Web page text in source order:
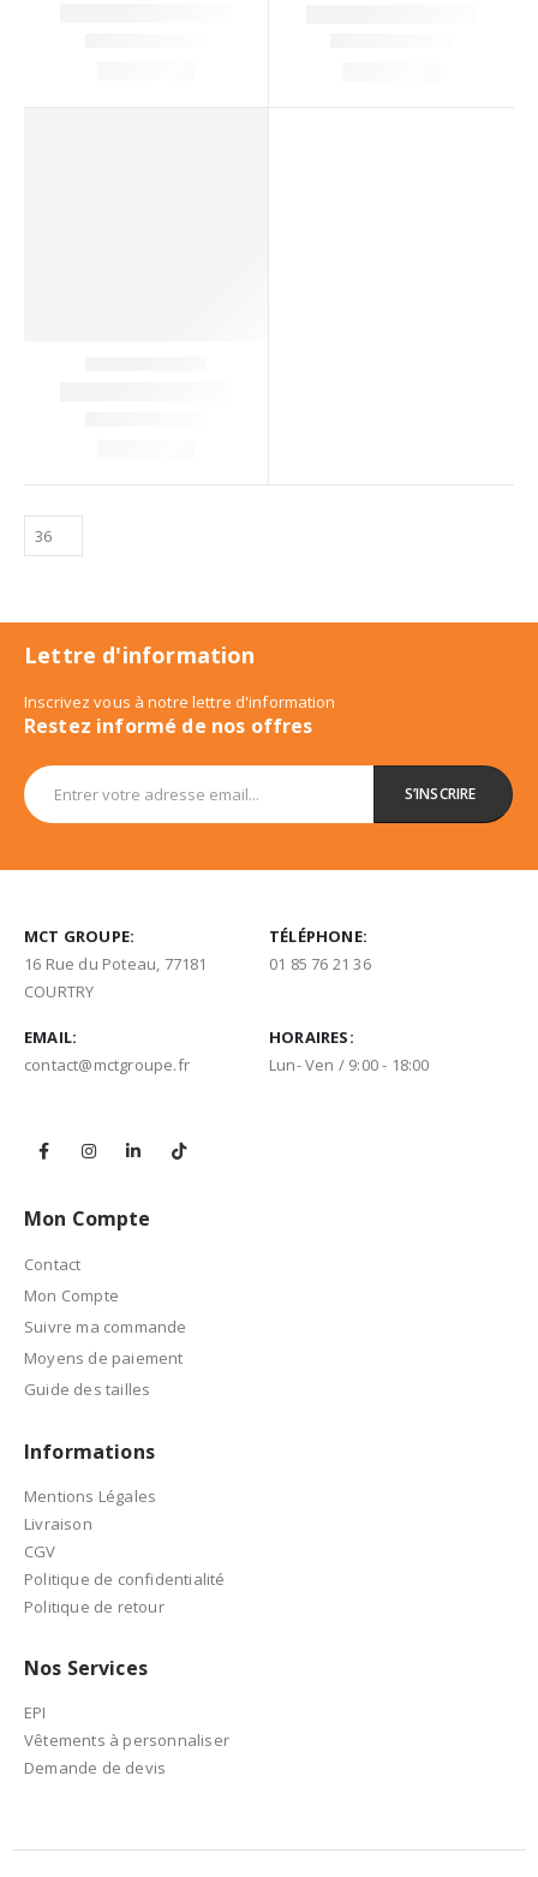
Lettre d'information
Inscrivez vous à notre lettre d'information
Restez informé de nos offres
MCT GROUPE:
16 Rue du Poteau, 77181
COURTRY
TÉLÉPHONE:
01 85 76 21 36
EMAIL:
contact@mctgroupe.fr
HORAIRES:
Lun- Ven / 9:00 - 18:00
Mon Compte
Contact
Mon Compte
Suivre ma commande
Moyens de paiement
Guide des tailles
Informations
Mentions Légales
Livraison
CGV
Politique de confidentialité
Politique de retour
Nos Services
EPI
Vêtements à personnaliser
Demande de devis